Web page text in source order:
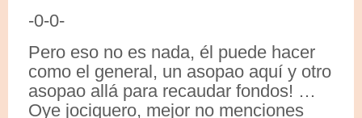
-0-0-
Pero eso no es nada, él puede hacer
como el general, un asopao aquí y otro
asopao allá para recaudar fondos! …
Oye jociquero, mejor no menciones